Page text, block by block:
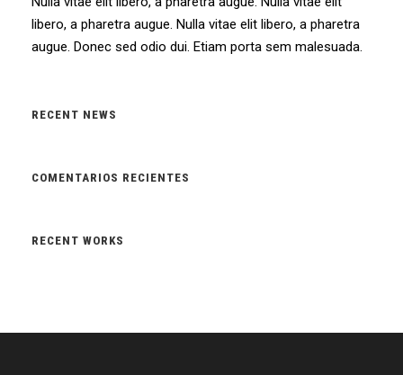
libero, a pharetra augue. Nulla vitae elit libero, a pharetra
augue. Donec sed odio dui. Etiam porta sem malesuada.
RECENT NEWS
COMENTARIOS RECIENTES
RECENT WORKS